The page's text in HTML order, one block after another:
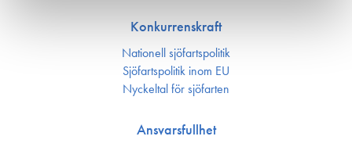
Konkurrenskraft
Nationell sjöfartspolitik
Sjöfarts­politik inom EU
Nyckeltal för sjöfarten
Ansvarsfullhet